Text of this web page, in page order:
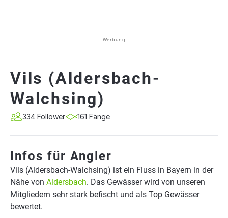
Werbung
Vils (Aldersbach-
Walchsing)
334 Follower 161 Fänge
Infos für Angler
Vils (Aldersbach-Walchsing) ist ein Fluss in Bayern in der
Nähe von Aldersbach. Das Gewässer wird von unseren
Mitgliedern sehr stark befischt und als Top Gewässer
bewertet.